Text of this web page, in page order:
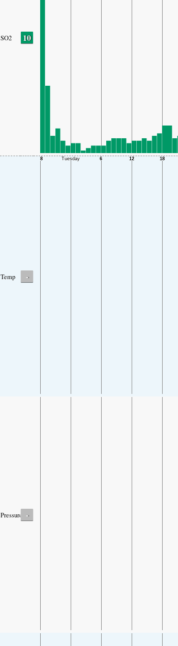
SO2 10
Temp -
Pressure -